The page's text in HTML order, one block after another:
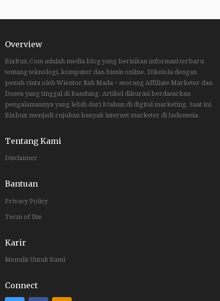
Overview
BixBux.Com adalah media blog yang berisikan informasi terbaru
tentang teknologi, komputer dan bisnis online. Dikelola dengan
penuh cinta oleh Wientor Rah Mada ~ seorang Affiliate Marketer dan
Dosen yang tinggal di Bandung. Artikel dikurasi berdasarkan
pengalamannya yang lebih dari 8 tahun di digital marketing. Saat ini
Bixbux menjadi rujukan banyak internet marketer di Indonesia.
Tentang Kami
Disclaimer
Bantuan
Privacy Policy
Term of Use
Karir
Menulis Untuk Kami
Connect